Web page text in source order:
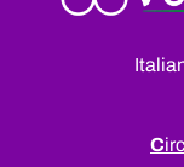
C